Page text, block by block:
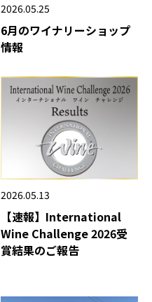
2026.05.25
6月のワイナリーショップ
情報
2026.05.13
【速報】International
Wine Challenge 2026受
賞結果のご報告